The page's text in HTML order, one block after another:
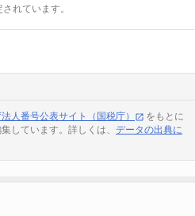
れています。
人番号公表サイト（国税庁）
をもとに
しています。詳しくは、 データの出典に